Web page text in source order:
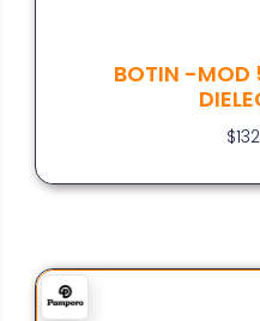
BOTIN -MOD
$